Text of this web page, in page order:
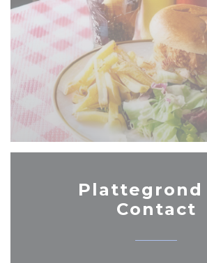
Plattegrond
Contact